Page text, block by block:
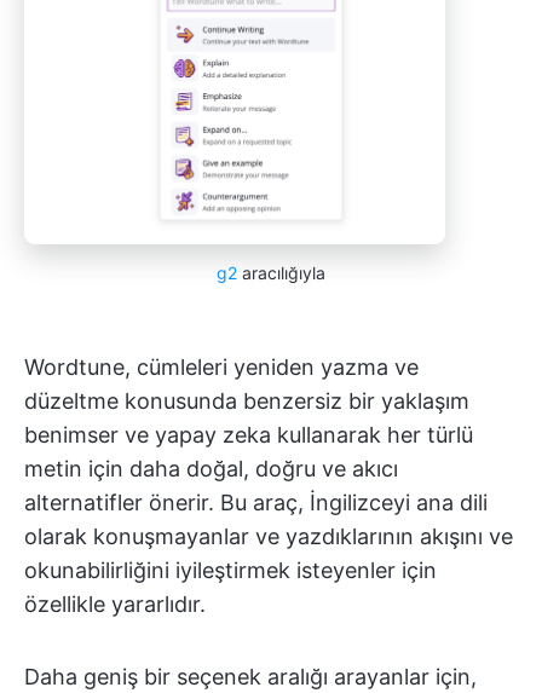
g2 aracılığıyla
Wordtune, cümleleri yeniden yazma ve
düzeltme konusunda benzersiz bir yaklaşım
benimser ve yapay zeka kullanarak her türlü
metin için daha doğal, doğru ve akıcı
alternatifler önerir. Bu araç, İngilizceyi ana dili
olarak konuşmayanlar ve yazdıklarının akışını ve
okunabilirliğini iyileştirmek isteyenler için
özellikle yararlıdır.
Daha geniş bir seçenek aralığı arayanlar için,